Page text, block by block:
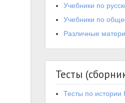
Учебники по
Учебники по
Различные
Тесты
Тесты по истории